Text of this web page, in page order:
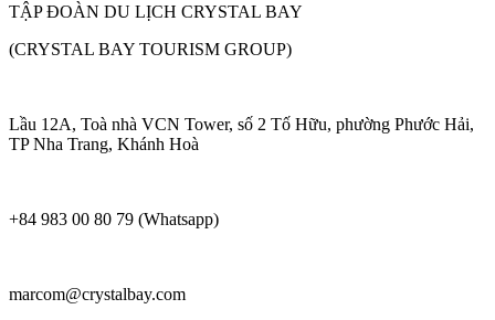
TẬP ĐOÀN DU LỊCH CRYSTAL BAY
(CRYSTAL BAY TOURISM GROUP)
Lầu 12A, Toà nhà VCN Tower, số 2 Tố Hữu, phường Phước Hải,
TP Nha Trang, Khánh Hoà
+84 983 00 80 79 (Whatsapp)
marcom@crystalbay.com